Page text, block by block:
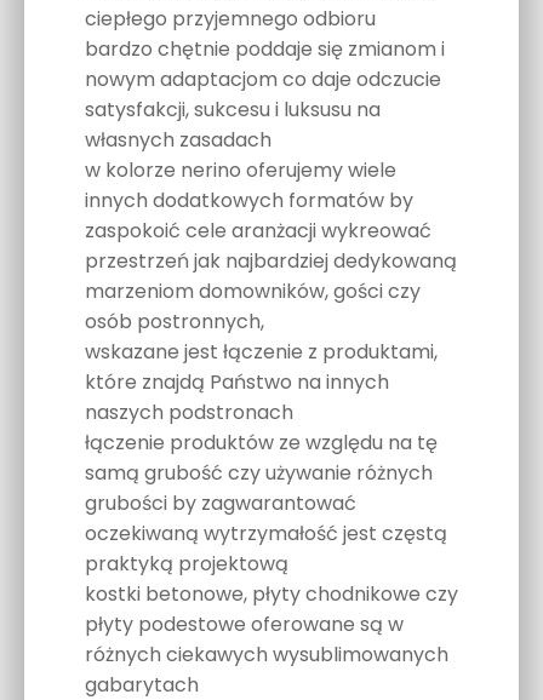
ciepłego przyjemnego odbioru
bardzo chętnie poddaje się zmianom i
nowym adaptacjom co daje odczucie
satysfakcji, sukcesu i luksusu na
własnych zasadach
w kolorze nerino oferujemy wiele
innych dodatkowych formatów by
zaspokoić cele aranżacji wykreować
przestrzeń jak najbardziej dedykowaną
marzeniom domowników, gości czy
osób postronnych,
wskazane jest łączenie z produktami,
które znajdą Państwo na innych
naszych podstronach
łączenie produktów ze względu na tę
samą grubość czy używanie różnych
grubości by zagwarantować
oczekiwaną wytrzymałość jest częstą
praktyką projektową
kostki betonowe, płyty chodnikowe czy
płyty podestowe oferowane są w
różnych ciekawych wysublimowanych
gabarytach